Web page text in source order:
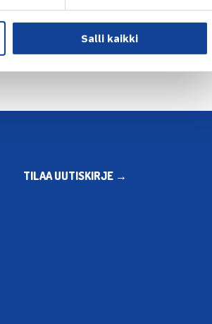
Salli kaikki
Aamulehti Tampere Open… →
TILAA UUTISKIRJE →